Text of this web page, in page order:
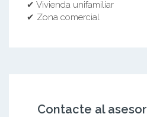
✔ Vivienda unifamiliar
✔ Zona comercial
Contacte al asesor